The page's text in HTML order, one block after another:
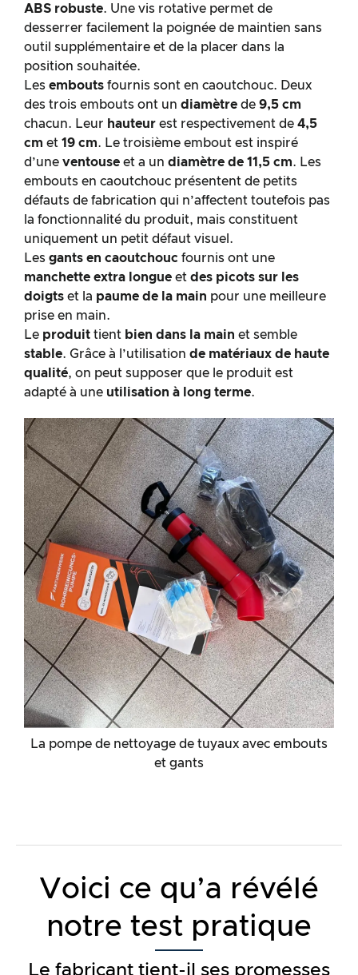
La pompe de nettoyage de tuyaux avec embouts
et gants
ABS robuste. Une vis rotative permet de
desserrer facilement la poignée de maintien sans
outil supplémentaire et de la placer dans la
position souhaitée.
Les embouts fournis sont en caoutchouc. Deux
des trois embouts ont un diamètre de 9,5 cm
chacun. Leur hauteur est respectivement de 4,5
cm et 19 cm. Le troisième embout est inspiré
d’une ventouse et a un diamètre de 11,5 cm. Les
embouts en caoutchouc présentent de petits
défauts de fabrication qui n’affectent toutefois pas
la fonctionnalité du produit, mais constituent
uniquement un petit défaut visuel.
Les gants en caoutchouc fournis ont une
manchette extra longue et des picots sur les
doigts et la paume de la main pour une meilleure
prise en main.
Le produit tient bien dans la main et semble
stable. Grâce à l’utilisation de matériaux de haute
qualité, on peut supposer que le produit est
adapté à une utilisation à long terme.
Voici ce qu’a révélé
notre test pratique
Le fabricant tient-il ses promesses